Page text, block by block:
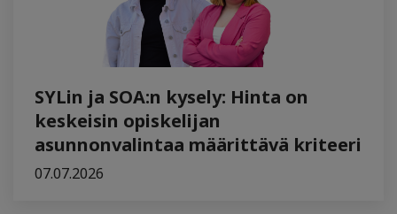
SYLin ja SOA:n kysely: Hinta on
keskeisin opiskelijan
asunnonvalintaa määrittävä kriteeri
07.07.2026